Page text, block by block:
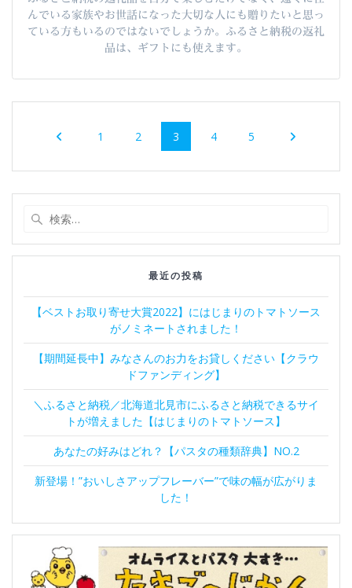
んでいる家族やお世話になった大切な人にも贈りたいと思っ
ている方もいるのではないでしょうか。ふるさと納税の返礼
品は、ギフトにも使えます。
ナ
ビ
ゲ
シ
ョ
ン
固
ペ
1
固
ペ
2
固
定
ペ
3
固
ペ
4
固
ペ
5
最近の投稿
【ベストお取り寄せ大賞2022】にはじまりのトマトソース
がノミネートされました！
【期間延長中】みなさんのお力をお貸しください【クラウ
ドファンディング】
＼ふるさと納税／北海道北見市にふるさと納税できるサイ
トが増えました【はじまりのトマトソース】
あなたの好みはどれ？【パスタの種類辞典】NO.2
新登場！”おいしさアップフレーバー”で味の幅が広がりま
した！